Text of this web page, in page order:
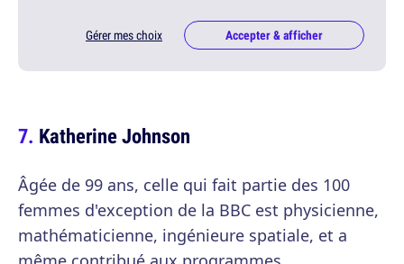
Gérer mes choix Accepter & afficher
Katherine Johnson
Âgée de 99 ans, celle qui fait partie des 100
femmes d'exception de la BBC est physicienne,
mathématicienne, ingénieure spatiale, et a